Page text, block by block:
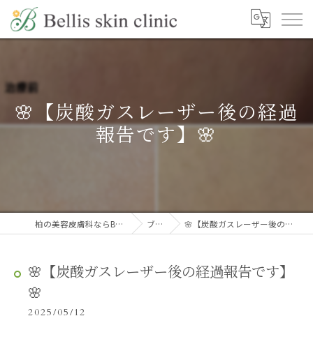
🌸【炭酸ガスレーザー後の経過
報告です】🌸
柏の美容皮膚科ならBellis skin clinic ブログ 🌸【炭酸ガスレーザー後の経過報告です】🌸
🌸【炭酸ガスレーザー後の経過報告です】
🌸
2025/05/12